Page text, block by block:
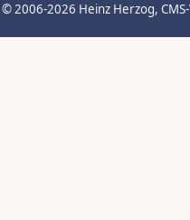
© 2006-2026 Heinz Herzog,